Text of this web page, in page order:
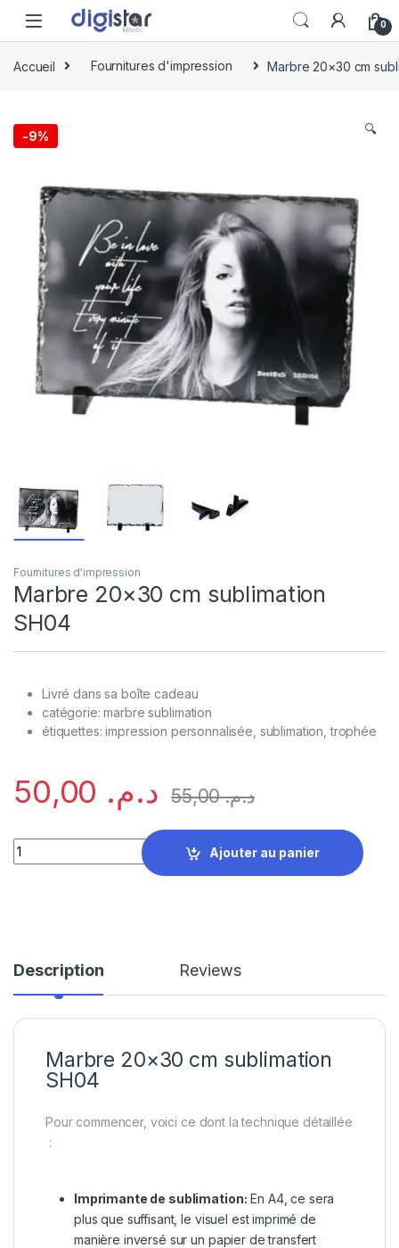
Skip to navigation
Skip to content
0
Accueil Fournitures d'impression Marbre 20×30 cm
-9% 🔍
Fournitures d'impression
Marbre 20×30 cm sublimation
SH04
Livré dans sa boîte cadeau
catégorie: marbre sublimation
étiquettes: impression personnalisée, sublimation, trophée
د.م. د.م.55,00
Marbre 20×30 cm sublimation SH04 quantity
Ajouter au panier
Description Reviews
Marbre 20×30 cm sublimation
SH04
Pour commencer, voici ce dont la technique détaillée
:
Imprimante de sublimation: En A4, ce sera
plus que suffisant, le visuel est imprimé de
manière inversé sur un papier de transfert